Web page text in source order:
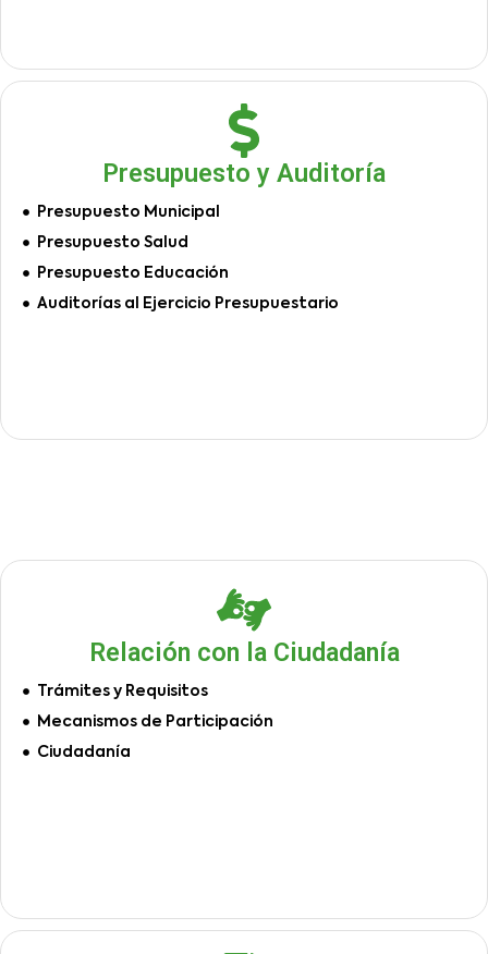
Presupuesto y Auditoría
Presupuesto Municipal
Presupuesto Salud
Presupuesto Educación
Auditorías al Ejercicio Presupuestario
Relación con la Ciudadanía
Trámites y Requisitos
Mecanismos de Participación
Ciudadanía